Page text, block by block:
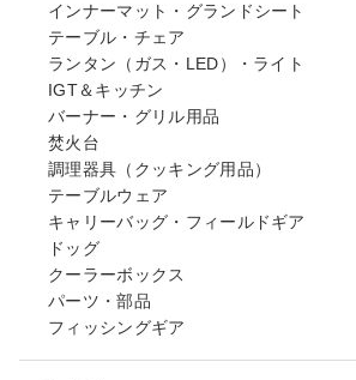
インナーマット・グランドシート
テーブル・チェア
ランタン（ガス・LED）・ライト
IGT＆キッチン
バーナー・グリル用品
焚火台
調理器具（クッキング用品）
テーブルウェア
キャリーバッグ・フィールドギア
ドッグ
クーラーボックス
パーツ・部品
フィッシングギア